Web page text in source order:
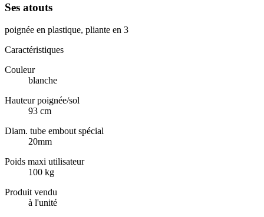
Ses atouts
poignée en plastique, pliante en 3
Caractéristiques
Couleur
blanche
Hauteur poignée/sol
93 cm
Diam. tube embout spécial
20mm
Poids maxi utilisateur
100 kg
Produit vendu
à l'unité